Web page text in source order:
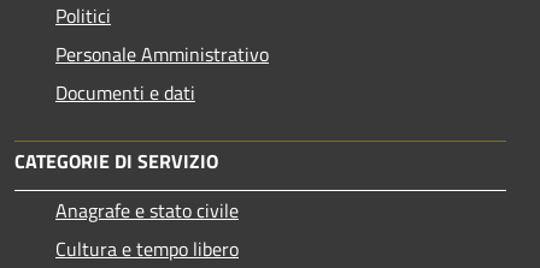
Politici
Personale Amministrativo
Documenti e dati
CATEGORIE DI SERVIZIO
Anagrafe e stato civile
Cultura e tempo libero